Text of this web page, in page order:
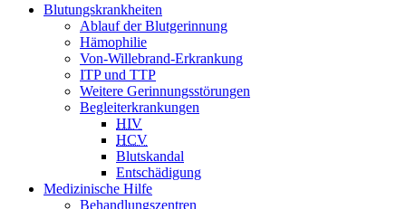
Blutungskrankheiten
Ablauf der Blutgerinnung
Hämophilie
Von-Willebrand-Erkrankung
ITP und TTP
Weitere Gerinnungsstörungen
Begleiterkrankungen
HIV
HCV
Blutskandal
Entschädigung
Medizinische Hilfe
Behandlungszentren